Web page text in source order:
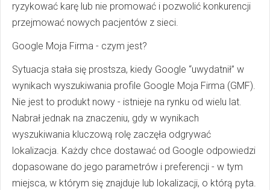
ryzykować karę lub nie promować i pozwolić konkurencji
przejmować nowych pacjentów z sieci.
Google Moja Firma - czym jest?
Sytuacja stała się prostsza, kiedy Google “uwydatnił” w
wynikach wyszukiwania profile Google Moja Firma (GMF).
Nie jest to produkt nowy - istnieje na rynku od wielu lat.
Nabrał jednak na znaczeniu, gdy w wynikach
wyszukiwania kluczową rolę zaczęła odgrywać
lokalizacja. Każdy chce dostawać od Google odpowiedzi
dopasowane do jego parametrów i preferencji - w tym
miejsca, w którym się znajduje lub lokalizacji, o którą pyta.